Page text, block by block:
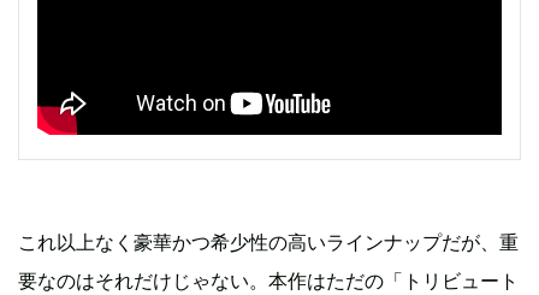
これ以上なく豪華かつ希少性の高いラインナップだが、重
要なのはそれだけじゃない。本作はただの「トリビュート